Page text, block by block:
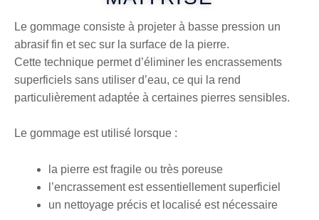
Le gommage consiste à projeter à basse pression un
abrasif fin et sec sur la surface de la pierre.
Cette technique permet d’éliminer les encrassements
superficiels sans utiliser d’eau, ce qui la rend
particulièrement adaptée à certaines pierres sensibles.
Le gommage est utilisé lorsque :
la pierre est fragile ou très poreuse
l’encrassement est essentiellement superficiel
un nettoyage précis et localisé est nécessaire